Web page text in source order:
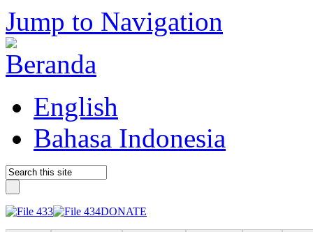
Jump to Navigation
English
Bahasa Indonesia
DONATE